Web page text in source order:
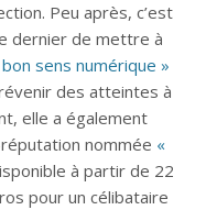
Peu après, c’est
dernier de mettre à
sens numérique »
des atteintes à
elle a également
nommée «
à partir de 22
pour un célibataire